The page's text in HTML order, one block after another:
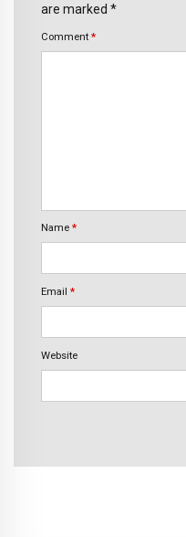
are marked *
Comment *
Name *
Email *
Website